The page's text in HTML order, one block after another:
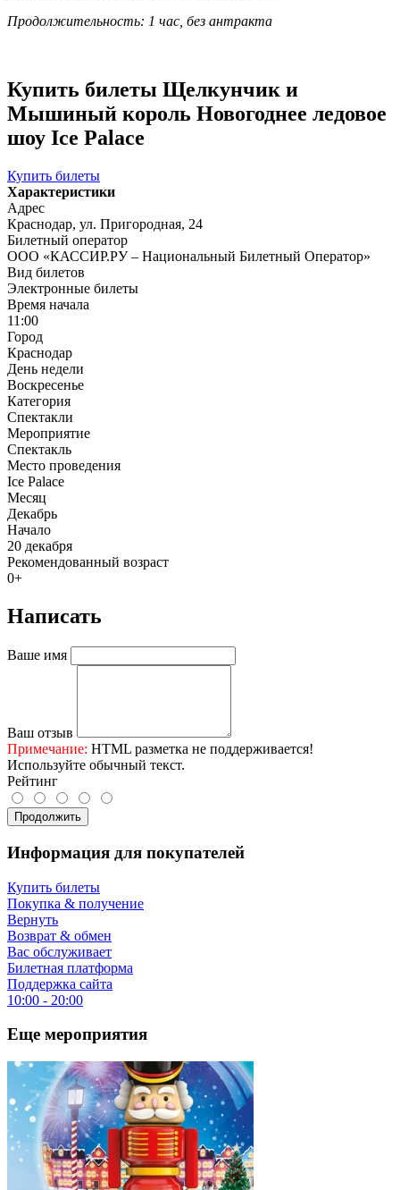
Продолжительность: 1 час, без антракта
Купить билеты Щелкунчик и
Мышиный король Новогоднее ледовое
шоу Ice Palace
Купить билеты
Характеристики
Адрес
Краснодар, ул. Пригородная, 24
Билетный оператор
ООО «КАССИР.РУ – Национальный Билетный Оператор»
Вид билетов
Электронные билеты
Время начала
11:00
Город
Краснодар
День недели
Воскресенье
Категория
Спектакли
Мероприятие
Спектакль
Место проведения
Ice Palace
Месяц
Декабрь
Начало
20 декабря
Рекомендованный возраст
0+
Написать
Ваше имя
Ваш отзыв
Примечание: HTML разметка не поддерживается!
Используйте обычный текст.
Рейтинг
Продолжить
Информация для покупателей
Купить билеты
Покупка & получение
Вернуть
Возврат & обмен
Вас обслуживает
Билетная платформа
Поддержка сайта
10:00 - 20:00
Еще мероприятия